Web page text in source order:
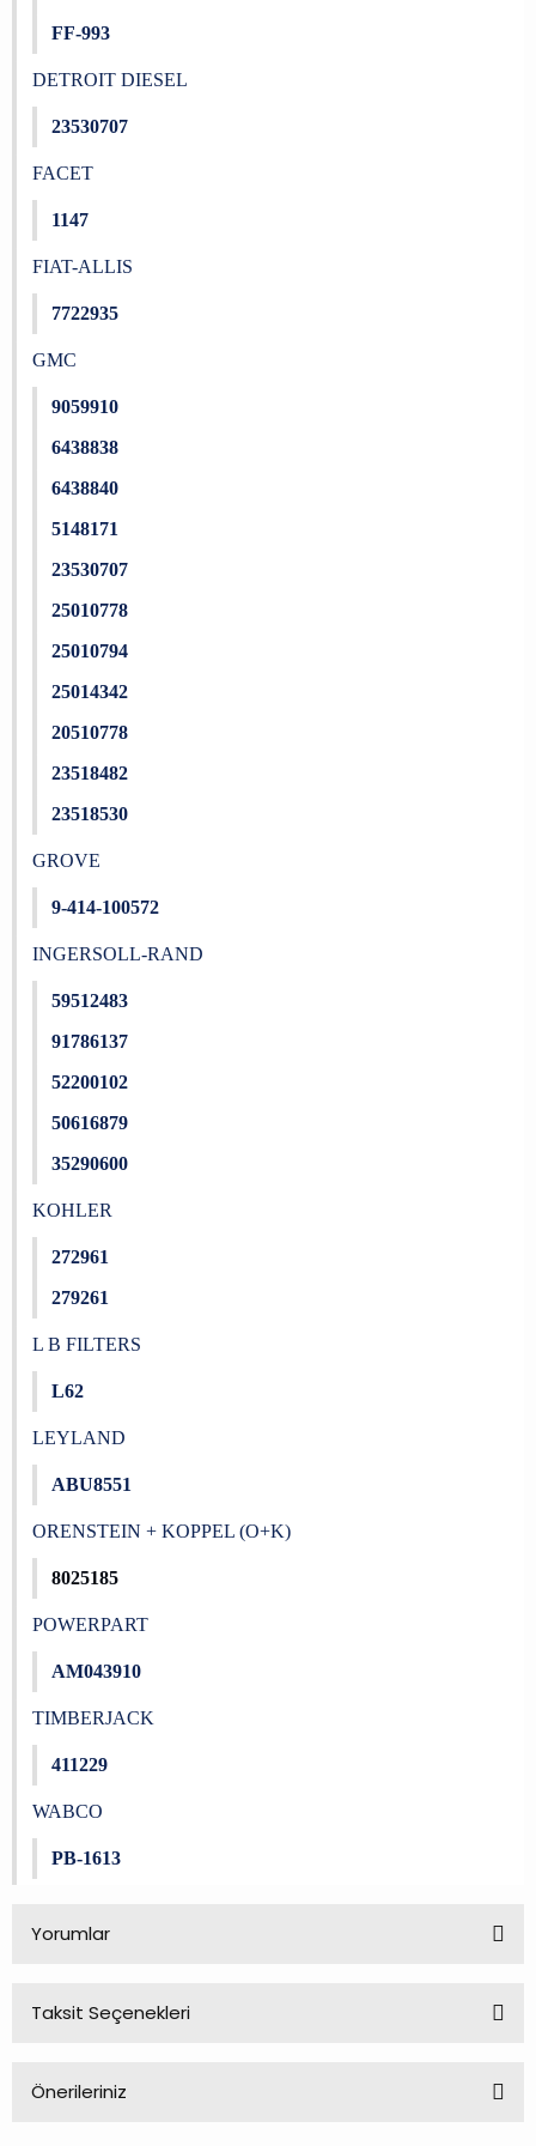
FF-993
DETROIT DIESEL
23530707
FACET
1147
FIAT-ALLIS
7722935
GMC
9059910
6438838
6438840
5148171
23530707
25010778
25010794
25014342
20510778
23518482
23518530
GROVE
9-414-100572
INGERSOLL-RAND
59512483
91786137
52200102
50616879
35290600
KOHLER
272961
279261
L B FILTERS
L62
LEYLAND
ABU8551
ORENSTEIN + KOPPEL (O+K)
8025185
POWERPART
AM043910
TIMBERJACK
411229
WABCO
PB-1613
Yorumlar
Taksit Seçenekleri
Önerileriniz